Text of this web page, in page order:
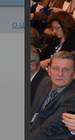
О Центре -
Новости -
"Задачи
VII